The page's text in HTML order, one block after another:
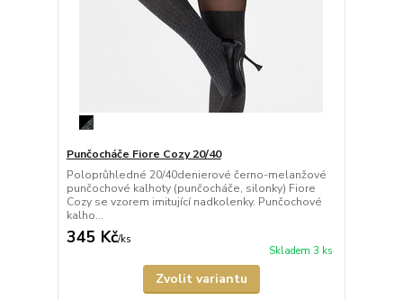
Punčocháče Fiore Cozy 20/40
Poloprůhledné 20/40denierové černo-melanžové
punčochové kalhoty (punčocháče, silonky) Fiore
Cozy se vzorem imitující nadkolenky. Punčochové
kalho...
345 Kč/ks
Skladem 3 ks
Zvolit variantu